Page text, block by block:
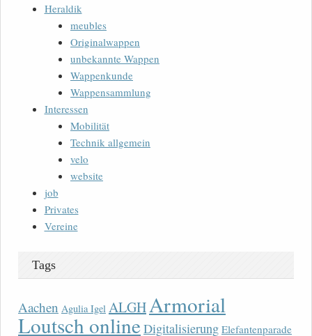
Heraldik
meubles
Originalwappen
unbekannte Wappen
Wappenkunde
Wappensammlung
Interessen
Mobilität
Technik allgemein
velo
website
job
Privates
Vereine
Tags
Aachen Agulia Igel ALGH Armorial
Loutsch onlineDigitalisierung Elefantenparade